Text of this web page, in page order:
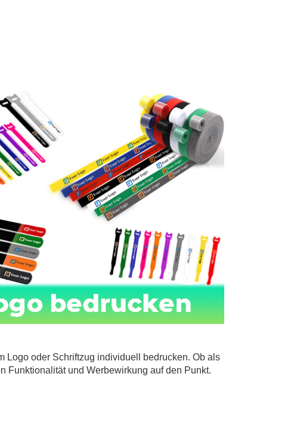
Logo oder Schriftzug individuell bedrucken. Ob als
Funktionalität und Werbewirkung auf den Punkt.